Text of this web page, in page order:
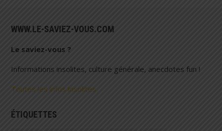
WWW.LE-SAVIEZ-VOUS.COM
Le saviez-vous ?
Informations insolites, culture générale, anecdotes fun !
Toutes les infos insolites
ÉTIQUETTES